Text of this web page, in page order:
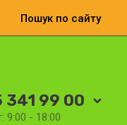
Пошук по сайту
341 99 00
9:00 - 18:00